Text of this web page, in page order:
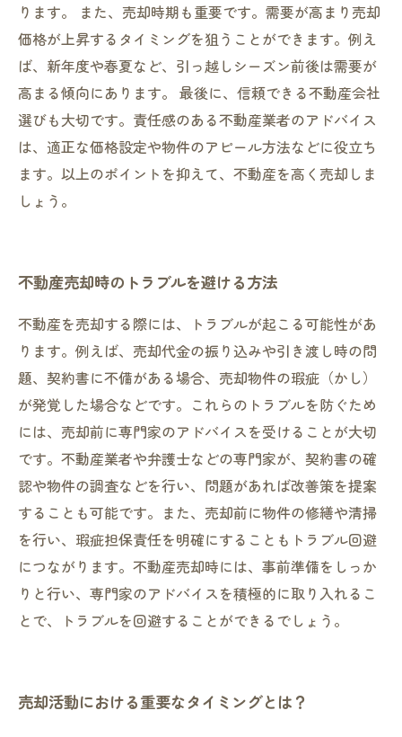
ります。 また、売却時期も重要です。需要が高まり売却
価格が上昇するタイミングを狙うことができます。例え
ば、新年度や春夏など、引っ越しシーズン前後は需要が
高まる傾向にあります。 最後に、信頼できる不動産会社
選びも大切です。責任感のある不動産業者のアドバイス
は、適正な価格設定や物件のアピール方法などに役立ち
ます。以上のポイントを抑えて、不動産を高く売却しま
しょう。
不動産売却時のトラブルを避ける方法
不動産を売却する際には、トラブルが起こる可能性があ
ります。例えば、売却代金の振り込みや引き渡し時の問
題、契約書に不備がある場合、売却物件の瑕疵（かし）
が発覚した場合などです。これらのトラブルを防ぐため
には、売却前に専門家のアドバイスを受けることが大切
です。不動産業者や弁護士などの専門家が、契約書の確
認や物件の調査などを行い、問題があれば改善策を提案
することも可能です。また、売却前に物件の修繕や清掃
を行い、瑕疵担保責任を明確にすることもトラブル回避
につながります。不動産売却時には、事前準備をしっか
りと行い、専門家のアドバイスを積極的に取り入れるこ
とで、トラブルを回避することができるでしょう。
売却活動における重要なタイミングとは？